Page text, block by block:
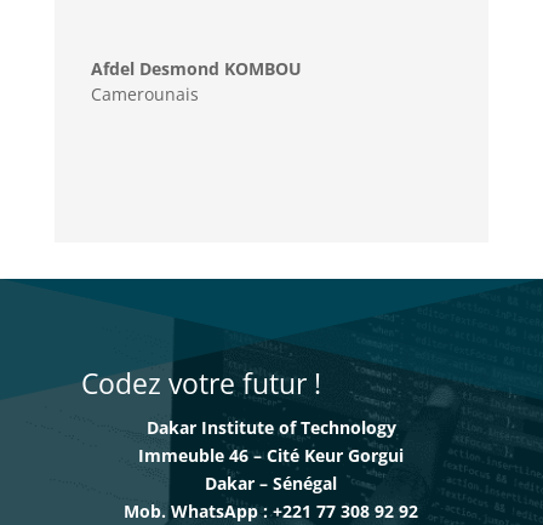
Afdel Desmond KOMBOU
Camerounais
Codez votre futur !
Dakar Institute of Technology
Immeuble 46 – Cité Keur Gorgui
Dakar – Sénégal
Mob. WhatsApp : +221 77 308 92 92